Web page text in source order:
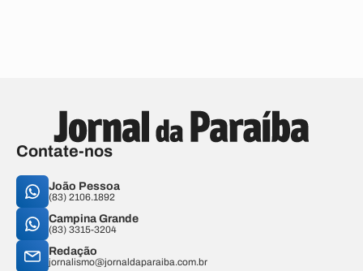
Contate-nos
João Pessoa
(83) 2106.1892
Campina Grande
(83) 3315-3204
Redação
jornalismo@jornaldaparaiba.com.br